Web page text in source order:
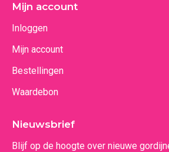
Mijn account
Inloggen
Mijn account
Bestellingen
Waardebon
Nieuwsbrief
Blijf op de hoogte over nieuwe